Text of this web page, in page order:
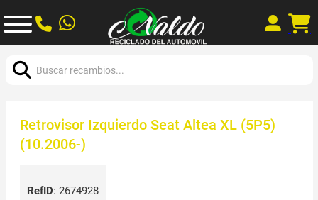
Retrovisor Izquierdo Seat Altea XL (5P5)
(10.2006-)
RefID: 2674928